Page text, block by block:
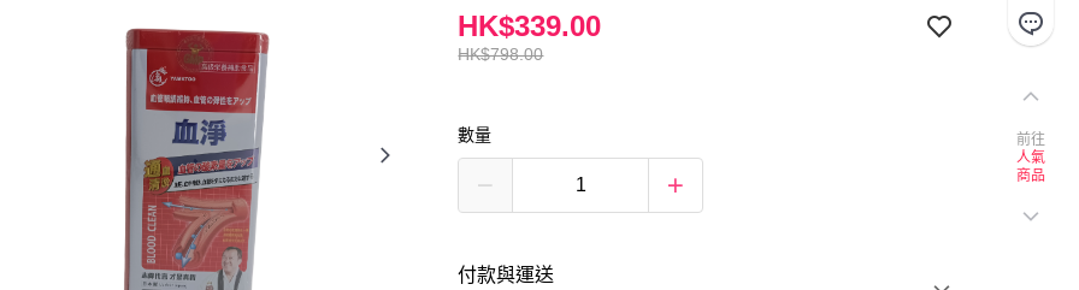
HK$798.00
HK$339.00
數量
付款與運送
前往
人氣
商品